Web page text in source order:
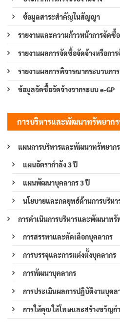
ข้อมูลสาระสำคัญในสัญญา
รายงานและความก้าวหน้าการจัดซื้
รายงานผลการจัดซื้อจัดจ้างหรือกา
รายงานผลการพิจารณากระบวนกา
ข้อมูลจัดซื้อจัดจ้างจากระบบ e-GP
การบริหารและพัฒนาทรัพยาก
แผนการบริหารและพัฒนาทรัพยาก
แผนอัตรากำลัง 3 ปี
แผนพัฒนาบุคลากร 3 ปี
นโยบายและกลยุทธ์ด้านการบริห
การดำเนินการบริหารและพัฒนาทรั
การสรรหาและคัดเลือกบุคลากร
การบรรจุและการแต่งตั้งบุคลากร
การพัฒนาบุคลากร
การประเมินผลการปฏิบัติงานบุคล
การให้คุณให้โทษและสร้างขวัญก